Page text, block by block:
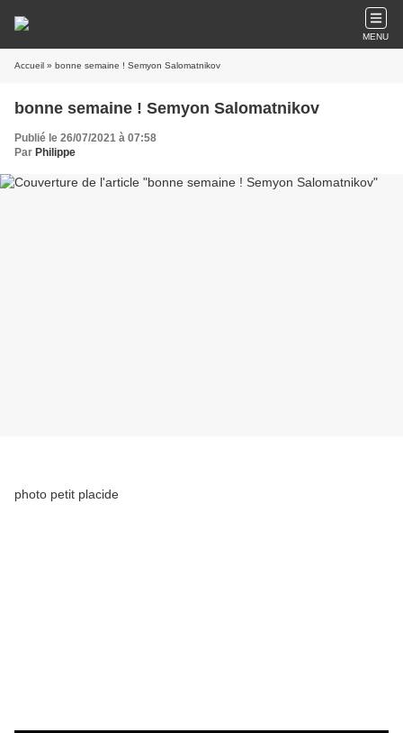
MENU
Accueil » bonne semaine ! Semyon Salomatnikov
bonne semaine ! Semyon Salomatnikov
Publié le 26/07/2021 à 07:58
Par Philippe
photo petit placide